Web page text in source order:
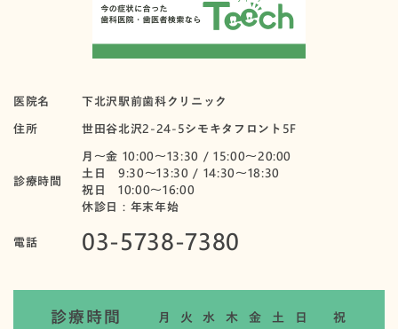
医院名
下北沢駅前歯科クリニック
住所
世田谷北沢2-24-5シモキタフロント5F
診療時間
月〜金 10:00～13:30 / 15:00～20:00
土日 9:30～13:30 / 14:30～18:30
祝日 10:00〜16:00
休診日：年末年始
電話 03-5738-7380
診療時間 月 火 水 木 金 土 日
祝